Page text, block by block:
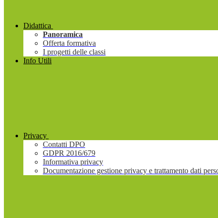
Didattica
Panoramica
Offerta formativa
I progetti delle classi
Info Utili
Privacy
Contatti DPO
GDPR 2016/679
Informativa privacy
Documentazione gestione privacy e trattamento dati